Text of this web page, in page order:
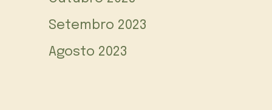
Setembro 2023
Agosto 2023